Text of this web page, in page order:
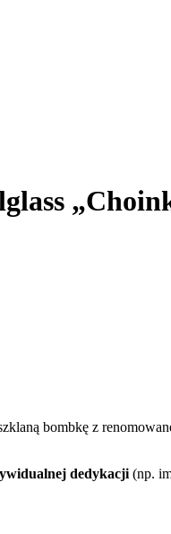
bombkę z
dedykacji (np.